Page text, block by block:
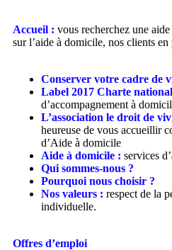
Accueil : vous recherchez une
sur l’aide à domicile, nos clients
Conserver votre cadre de
Label 2017 Charte
d’accompagnement à
L’association le droit de
heureuse de vous accueillir
d’Aide à domicile
Aide à domicile : services
Qui sommes-nous ?
Pourquoi nous choisir ?
Nos valeurs : respect de la
individuelle.
Offres d’emploi